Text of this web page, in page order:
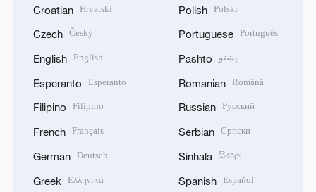
Croatian Hrvatski
Czech Český
English English
Esperanto Esperanto
Filipino Filipino
French Français
German Deutsch
Greek Ελληνικά
Polish Polski
Portuguese Português
Pashto پښتو
Romanian Română
Russian Русский
Serbian Српски
Sinhala සිංහල
Spanish Español